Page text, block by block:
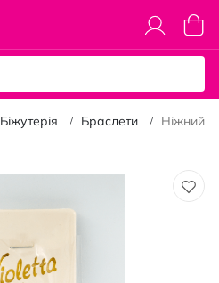
Кошик
Біжутерія Браслети Ніжний